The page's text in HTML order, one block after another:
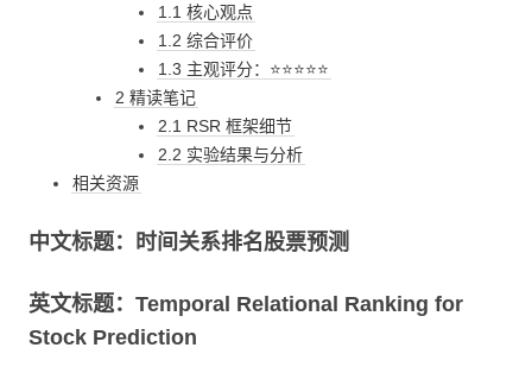
1.1 核心观点
1.2 综合评价
1.3 主观评分：⭐⭐⭐⭐⭐
2 精读笔记
2.1 RSR 框架细节
2.2 实验结果与分析
相关资源
中文标题：时间关系排名股票预测
英文标题：Temporal Relational Ranking for
Stock Prediction